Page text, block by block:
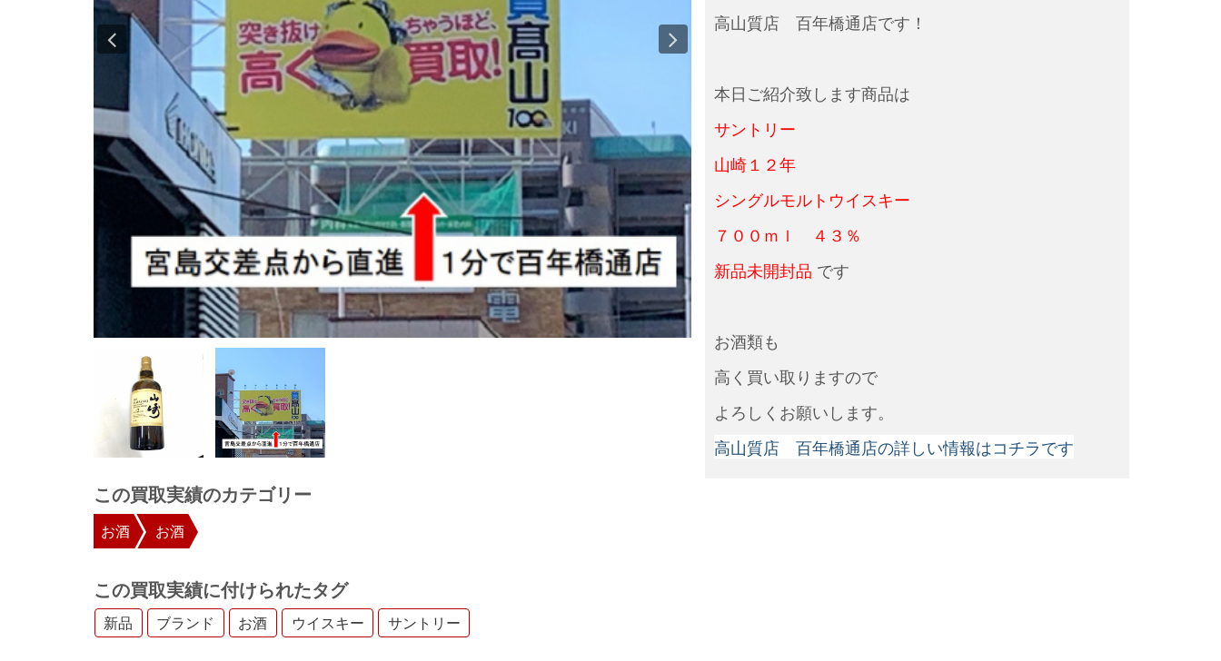
高山質店 百年橋通店です！
本日ご紹介致します商品は
サントリー
山崎１２年
シングルモルトウイスキー
７００ｍｌ ４３％
新品未開封品 です
お酒類も
高く買い取りますので
よろしくお願いします。
高山質店 百年橋通店の詳しい情報はコチラです
この買取実績のカテゴリー
お酒 お酒
この買取実績に付けられたタグ
新品 ブランド お酒 ウイスキー サントリー